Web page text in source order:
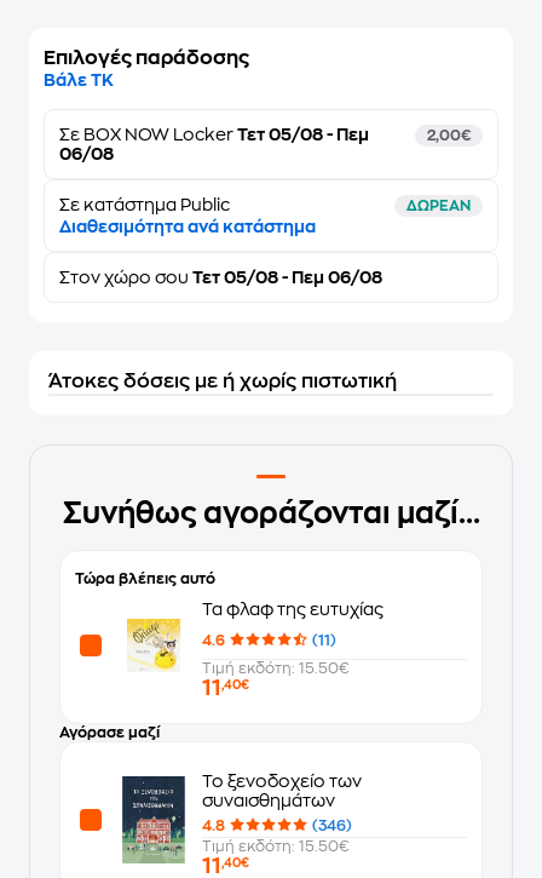
Επιλογές παράδοσης
Βάλε ΤΚ
Σε BOX NOW Locker Τετ 05/08 - Πεμ
06/08
2,00€
Σε κατάστημα Public ΔΩΡΕΑΝ
Διαθεσιμότητα ανά κατάστημα
Στον χώρο σου Τετ 05/08 - Πεμ 06/08
Άτοκες δόσεις με ή χωρίς πιστωτική
Συνήθως αγοράζονται μαζί...
Τώρα βλέπεις αυτό
Τα φλαφ της ευτυχίας
4.6
(11)
Τιμή εκδότη: 15.50€
11 ,40€
Αγόρασε μαζί
Το ξενοδοχείο των
συναισθημάτων
4.8
(346)
Τιμή εκδότη: 15.50€
11 ,40€